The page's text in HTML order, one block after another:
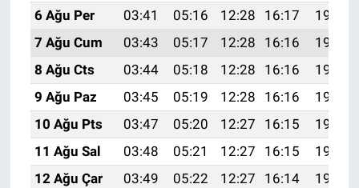
6 Ağu Per
03:41 05:16 12:28 16:17
19:29
7 Ağu Cum
03:43 05:17 12:28 16:16
19:28
8 Ağu Cts
03:44 05:18 12:28 16:16
19:27
9 Ağu Paz
03:45 05:19 12:28 16:16
19:26
10 Ağu Pts
03:47 05:20 12:27 16:15
19:25
11 Ağu Sal
03:48 05:21 12:27 16:15
19:24
12 Ağu Çar
03:49 05:22 12:27 16:14
19:22